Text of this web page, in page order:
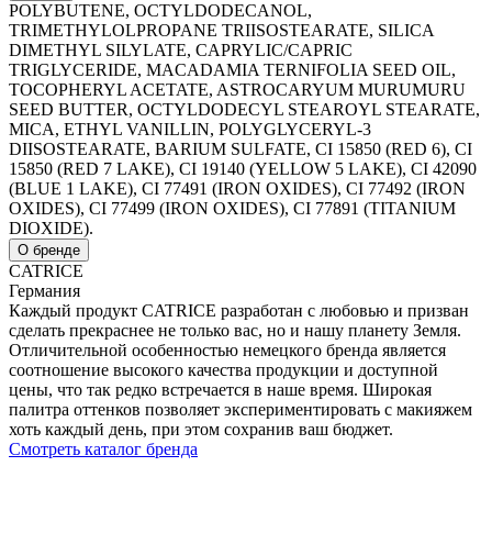
POLYBUTENE, OCTYLDODECANOL,
TRIMETHYLOLPROPANE TRIISOSTEARATE, SILICA
DIMETHYL SILYLATE, CAPRYLIC/CAPRIC
TRIGLYCERIDE, MACADAMIA TERNIFOLIA SEED OIL,
TOCOPHERYL ACETATE, ASTROCARYUM MURUMURU
SEED BUTTER, OCTYLDODECYL STEAROYL STEARATE,
MICA, ETHYL VANILLIN, POLYGLYCERYL-3
DIISOSTEARATE, BARIUM SULFATE, CI 15850 (RED 6), CI
15850 (RED 7 LAKE), CI 19140 (YELLOW 5 LAKE), CI 42090
(BLUE 1 LAKE), CI 77491 (IRON OXIDES), CI 77492 (IRON
OXIDES), CI 77499 (IRON OXIDES), CI 77891 (TITANIUM
DIOXIDE).
О бренде
CATRICE
Германия
Каждый продукт CATRICE разработан с любовью и призван
сделать прекраснее не только вас, но и нашу планету Земля.
Отличительной особенностью немецкого бренда является
соотношение высокого качества продукции и доступной
цены, что так редко встречается в наше время. Широкая
палитра оттенков позволяет экспериментировать с макияжем
хоть каждый день, при этом сохранив ваш бюджет.
Смотреть каталог бренда